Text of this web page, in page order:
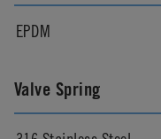
EPDM
Valve Spring